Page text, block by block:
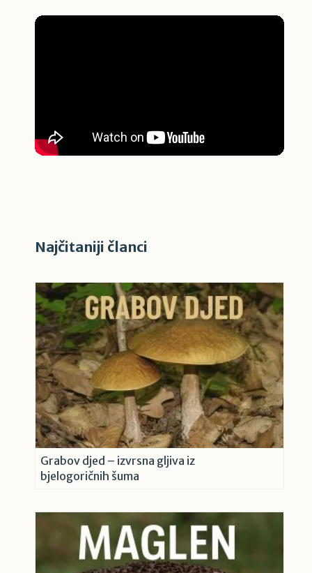
Najčitaniji članci
Grabov djed – izvrsna gljiva iz
bjelogoričnih šuma